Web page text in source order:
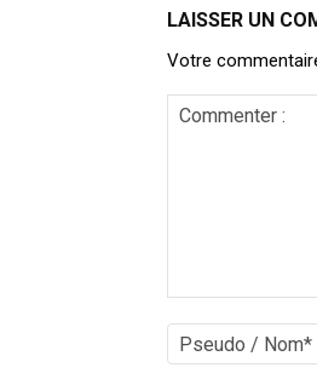
LAISSER UN
Votre